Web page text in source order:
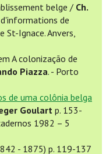
belge / Ch.
de
St-Ignace. Anvers,
A colonização de
Piazza. - Porto
de uma colônia belga
Goulart p. 153-
1982 – 5
- 1875) p. 119-137